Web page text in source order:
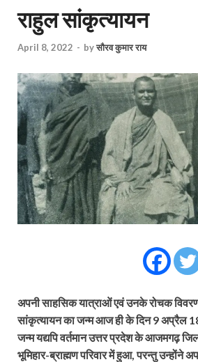
राहुल सांकृत्यायन
April 8, 2022 - byसौरव कुमार राय
अपनी साहसिक यात्राओं एवं उनके रोचक
सांकृत्यायन का जन्म आज ही के दिन 9 अप्रैल
जन्म यद्यपि वर्तमान उत्तर प्रदेश के आजमगढ़
भूमिहार-ब्राह्मण परिवार में हुआ, परन्तु उन्होंने